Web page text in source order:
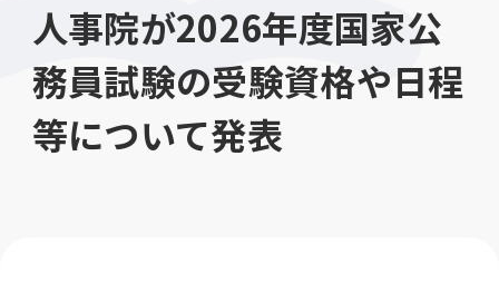
人事院が2026年度国家公
務員試験の受験資格や日程
等について発表